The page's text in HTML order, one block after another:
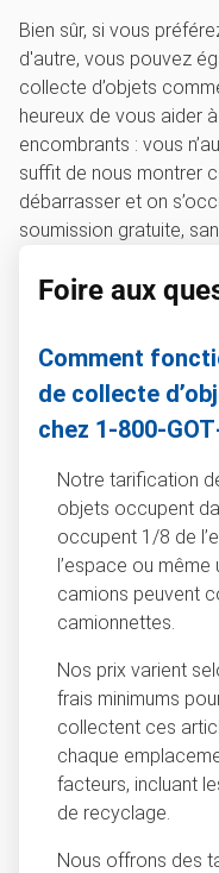
Bien sûr, si vous
d'autre, vous pouvez
collecte d’objets
heureux de vous aider
encombrants : vous
suffit de nous montrer
débarrasser et on
soumission gratuite,
Foire aux
Comment
de collecte
chez
Notre tarification
objets occupent
occupent 1/8 de
l’espace ou
camions peuvent
camionnettes.
Nos prix varient
frais minimums
collectent ces
chaque
facteurs, incluant
de recyclage.
Nous offrons des